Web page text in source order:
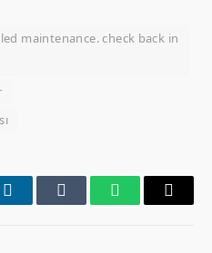
maintenance. check back in
LinkedInTumblr WhatsAppEmail